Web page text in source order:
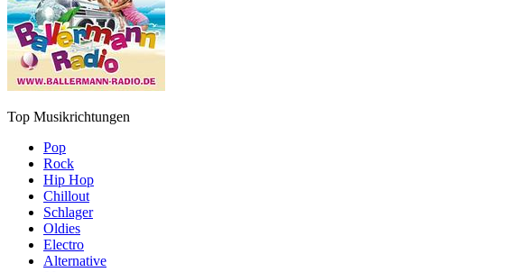
Top Musikrichtungen
Pop
Rock
Hip Hop
Chillout
Schlager
Oldies
Electro
Alternative